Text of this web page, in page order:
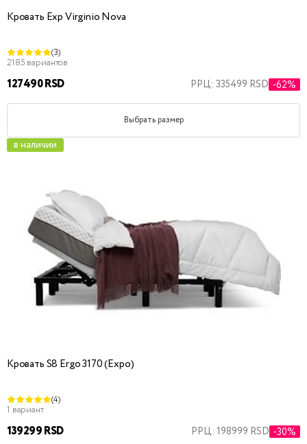
Кровать Exp Virginio Nova
(3)
2185 вариантов
127490 RSD РРЦ: 335499 RSD -62%
Выбрать размер
в наличии
Кровать S8 Ergo 3170 (Expo)
(4)
1 вариант
139299 RSD РРЦ: 198999 RSD -30%